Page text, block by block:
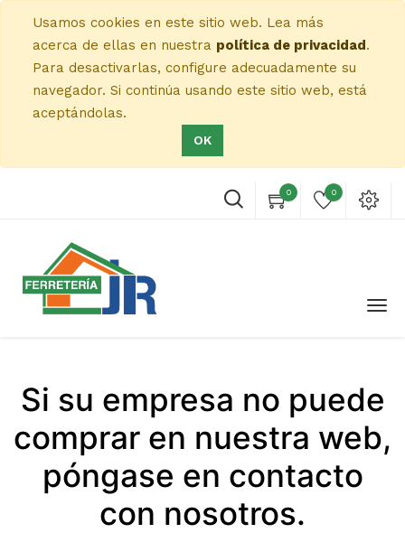
Usamos cookies en este sitio web. Lea más
acerca de ellas en nuestra política de privacidad.
Para desactivarlas, configure adecuadamente su
navegador. Si continúa usando este sitio web, está
aceptándolas.
OK
0 0
Si su empresa no puede
comprar en nuestra web,
póngase en contacto
con nosotros.